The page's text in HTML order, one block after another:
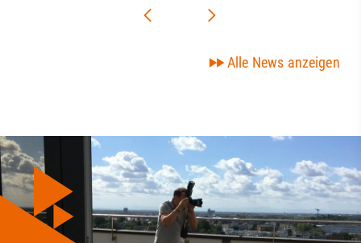
Alle News anzeigen